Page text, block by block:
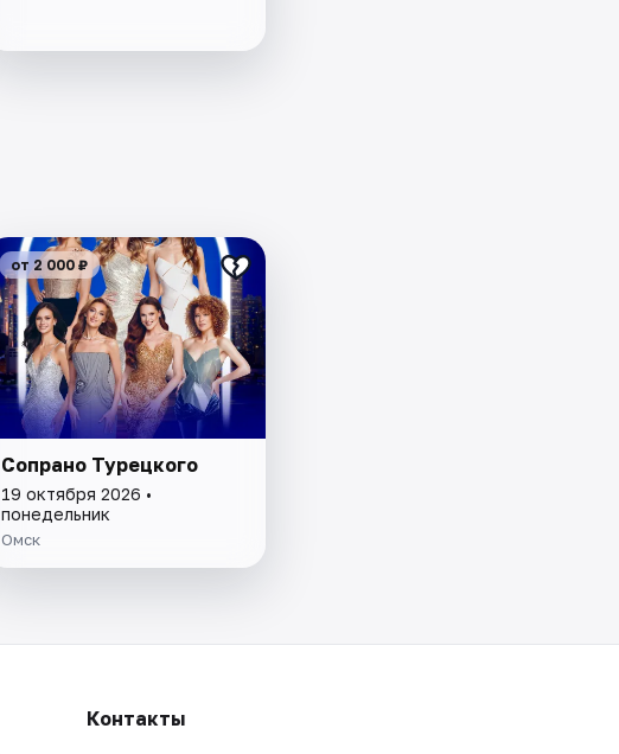
от 2 000 ₽
Сопрано Турецкого
19 октября 2026 •
понедельник
Омск
Контакты